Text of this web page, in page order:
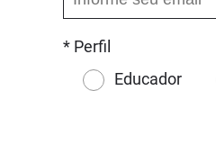
* Perfil
Educador